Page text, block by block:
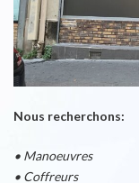
Nous recherchons:
• Manoeuvres
• Coffreurs